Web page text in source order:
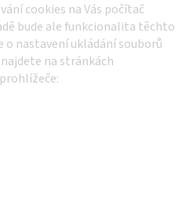
cookies na Vás počítač
bude ale funkcionalita těchto
nastavení ukládání souborů
na stránkách